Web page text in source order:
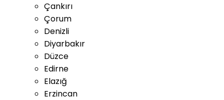
Çankırı
Çorum
Denizli
Diyarbakır
Düzce
Edirne
Elazığ
Erzincan